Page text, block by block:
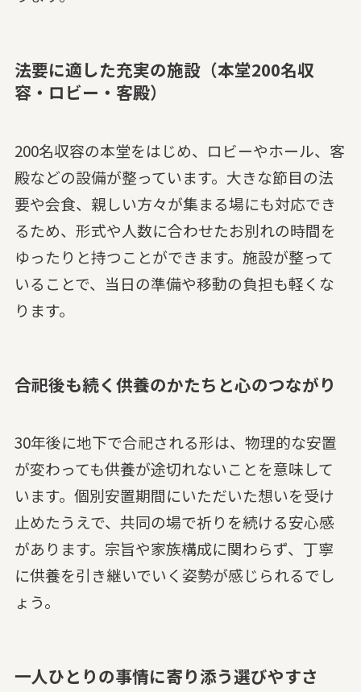
法要に適した充実の施設（本堂200名収
容・ロビー・客殿）
200名収容の本堂をはじめ、ロビーやホール、客
殿などの設備が整っています。大きな節目の法
要や会食、親しい方々が集まる場にも対応でき
るため、形式や人数に合わせたお別れの時間を
ゆったりと持つことができます。施設が整って
いることで、当日の準備や移動の負担も軽くな
ります。
合祀後も続く供養のかたちと心のつながり
30年後に地下で合祀される形は、物理的な安置
が変わっても供養が途切れないことを意味して
います。個別安置期間にいただいた想いを受け
止めたうえで、共同の場で祈りを続ける安心感
があります。宗旨や家族構成に関わらず、丁寧
に供養を引き継いでいく姿勢が感じられるでし
ょう。
一人ひとりの事情に寄り添う選びやすさ